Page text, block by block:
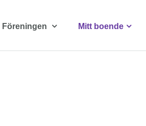
Föreningen Mitt boende